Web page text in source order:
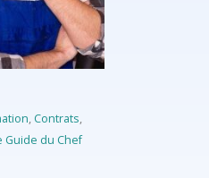
,Contrats,
Guide du Chef